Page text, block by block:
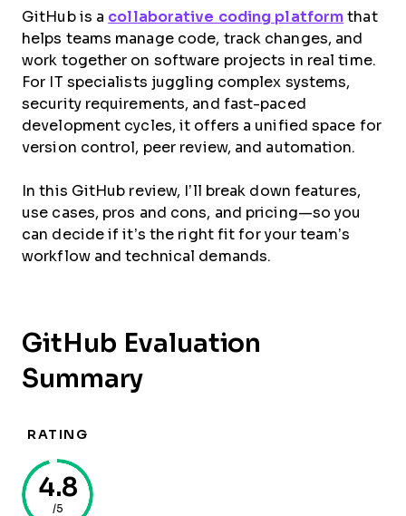
GitHub is a collaborative coding platform that
helps teams manage code, track changes, and
work together on software projects in real time.
For IT specialists juggling complex systems,
security requirements, and fast-paced
development cycles, it offers a unified space for
version control, peer review, and automation.
In this GitHub review, I’ll break down features,
use cases, pros and cons, and pricing—so you
can decide if it’s the right fit for your team’s
workflow and technical demands.
GitHub Evaluation
Summary
RATING
4.8
/5